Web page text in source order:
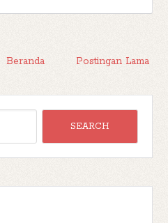
Postingan Lama
Beranda